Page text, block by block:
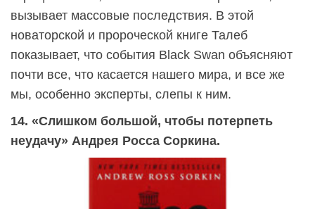
вызывает массовые последствия. В этой
новаторской и пророческой книге Талеб
показывает, что события Black Swan объясняют
почти все, что касается нашего мира, и все же
мы, особенно эксперты, слепы к ним.
14. «Слишком большой, чтобы потерпеть
неудачу» Андрея Росса Соркина.